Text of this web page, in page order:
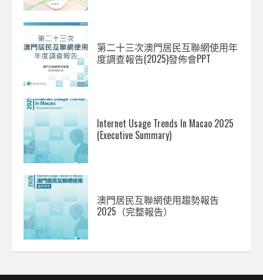
第二十三次澳門居民互聯網使用年
度調查報告(2025)發佈會PPT
Internet Usage Trends In Macao 2025
(Executive Summary)
澳門居民互聯網使用趨勢報告
2025（完整報告）